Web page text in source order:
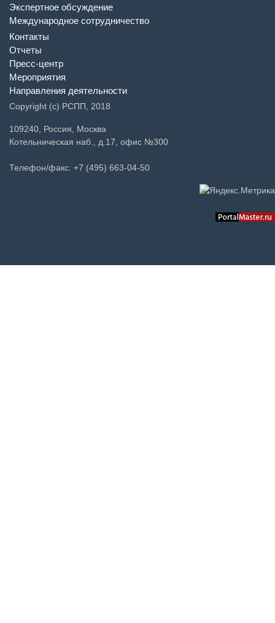
Экспертное обсуждение
Международное сотрудничество
Контакты
Отчеты
Пресс-центр
Мероприятия
Направления деятельности
Copyright (c) РСПП, 2018
109240, Россия, Москва
Котельническая наб., д.17, офис №300
Телефон/факс: +7 (495) 663-04-50